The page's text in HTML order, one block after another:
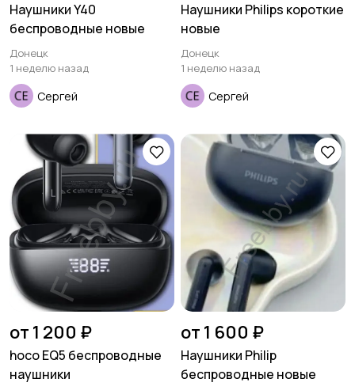
Наушники Y40
беспроводные новые
Донецк
1 неделю назад
Сергей
Наушники Philips короткие
новые
Донецк
1 неделю назад
Сергей
от 1 200 ₽
hoco EQ5 беспроводные
наушники
от 1 600 ₽
Наушники Philip
беспроводные новые